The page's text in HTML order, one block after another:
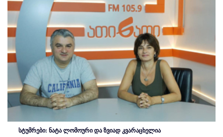
სტუმრები: ნატა ლომოური და ზვიად კვარაცხელია